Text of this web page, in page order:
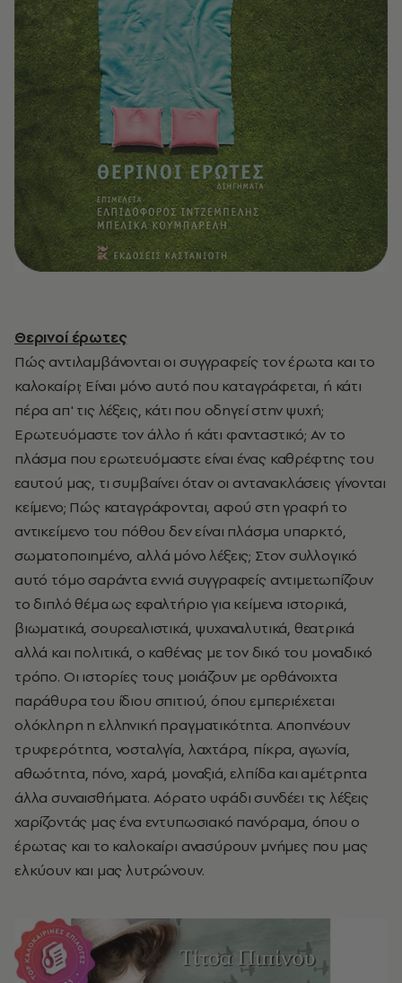
Θερινοί έρωτες
Πώς αντιλαμβάνονται οι συγγραφείς τον έρωτα και το
καλοκαίρι; Είναι μόνο αυτό που καταγράφεται, ή κάτι
πέρα απ' τις λέξεις, κάτι που οδηγεί στην ψυχή;
Ερωτευόμαστε τον άλλο ή κάτι φανταστικό; Αν το
πλάσμα που ερωτευόμαστε είναι ένας καθρέφτης του
εαυτού μας, τι συμβαίνει όταν οι αντανακλάσεις γίνονται
κείμενο; Πώς καταγράφονται, αφού στη γραφή το
αντικείμενο του πόθου δεν είναι πλάσμα υπαρκτό,
σωματοποιημένο, αλλά μόνο λέξεις; Στον συλλογικό
αυτό τόμο σαράντα εννιά συγγραφείς αντιμετωπίζουν
το διπλό θέμα ως εφαλτήριο για κείμενα ιστορικά,
βιωματικά, σουρεαλιστικά, ψυχαναλυτικά, θεατρικά
αλλά και πολιτικά, ο καθένας με τον δικό του μοναδικό
τρόπο. Οι ιστορίες τους μοιάζουν με ορθάνοιχτα
παράθυρα του ίδιου σπιτιού, όπου εμπεριέχεται
ολόκληρη η ελληνική πραγματικότητα. Αποπνέουν
τρυφερότητα, νοσταλγία, λαχτάρα, πίκρα, αγωνία,
αθωότητα, πόνο, χαρά, μοναξιά, ελπίδα και αμέτρητα
άλλα συναισθήματα. Αόρατο υφάδι συνδέει τις λέξεις
χαρίζοντάς μας ένα εντυπωσιακό πανόραμα, όπου ο
έρωτας και το καλοκαίρι ανασύρουν μνήμες που μας
ελκύουν και μας λυτρώνουν.